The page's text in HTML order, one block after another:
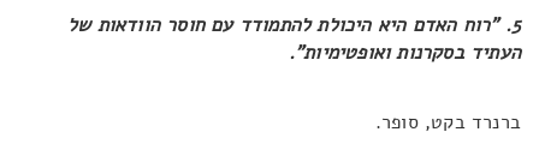
5. "רוח האדם היא היכולת להתמודד עם חוסר הוודאות של
העתיד בסקרנות ואופטימיות".
ברנרד בקט, סופר.